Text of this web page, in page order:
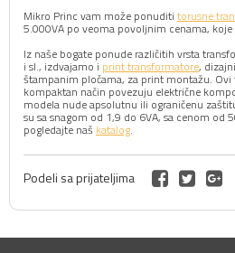
Mikro Princ vam može ponuditi torusne
5.000VA po veoma povoljnim cenama,
Iz naše bogate ponude različitih vrsta
i sl., izdvajamo i print transformatore,
štampanim pločama, za print montažu.
kompaktan način povezuju električne
modela nude apsolutnu ili ograničenu
su sa snagom od 1,9 do 6VA, sa cenom od
pogledajte naš katalog.
Podeli sa prijateljima